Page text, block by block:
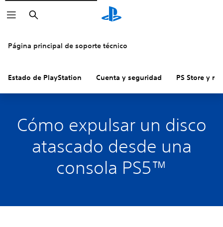
Buscar
Página principal de soporte técnico
Estado de PlayStation Cuenta y seguridad PS Store y
Cómo expulsar un disco
atascado desde una
consola PS5™